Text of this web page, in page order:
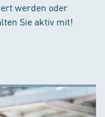
werden oder
Sie aktiv mit!